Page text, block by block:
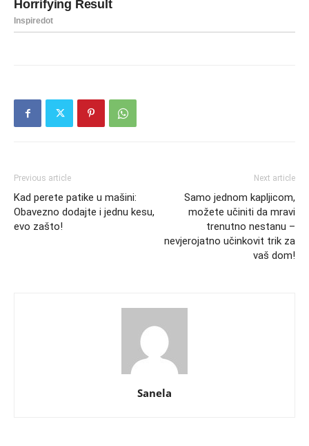
Previous article
Kad perete patike u mašini:
Obavezno dodajte i jednu kesu,
evo zašto!
Next article
Samo jednom kapljicom,
možete učiniti da mravi
trenutno nestanu –
nevjerojatno učinkovit trik za
vaš dom!
Sanela